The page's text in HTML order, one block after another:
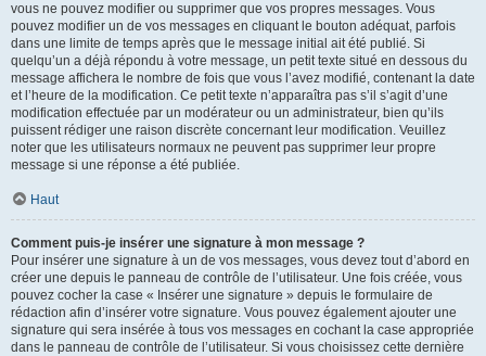
vous ne pouvez modifier ou supprimer que vos propres messages. Vous
pouvez modifier un de vos messages en cliquant le bouton adéquat, parfois
dans une limite de temps après que le message initial ait été publié. Si
quelqu’un a déjà répondu à votre message, un petit texte situé en dessous du
message affichera le nombre de fois que vous l’avez modifié, contenant la date
et l’heure de la modification. Ce petit texte n’apparaîtra pas s’il s’agit d’une
modification effectuée par un modérateur ou un administrateur, bien qu’ils
puissent rédiger une raison discrète concernant leur modification. Veuillez
noter que les utilisateurs normaux ne peuvent pas supprimer leur propre
message si une réponse a été publiée.
Haut
Comment puis-je insérer une signature à mon message ?
Pour insérer une signature à un de vos messages, vous devez tout d’abord en
créer une depuis le panneau de contrôle de l’utilisateur. Une fois créée, vous
pouvez cocher la case « Insérer une signature » depuis le formulaire de
rédaction afin d’insérer votre signature. Vous pouvez également ajouter une
signature qui sera insérée à tous vos messages en cochant la case appropriée
dans le panneau de contrôle de l’utilisateur. Si vous choisissez cette dernière